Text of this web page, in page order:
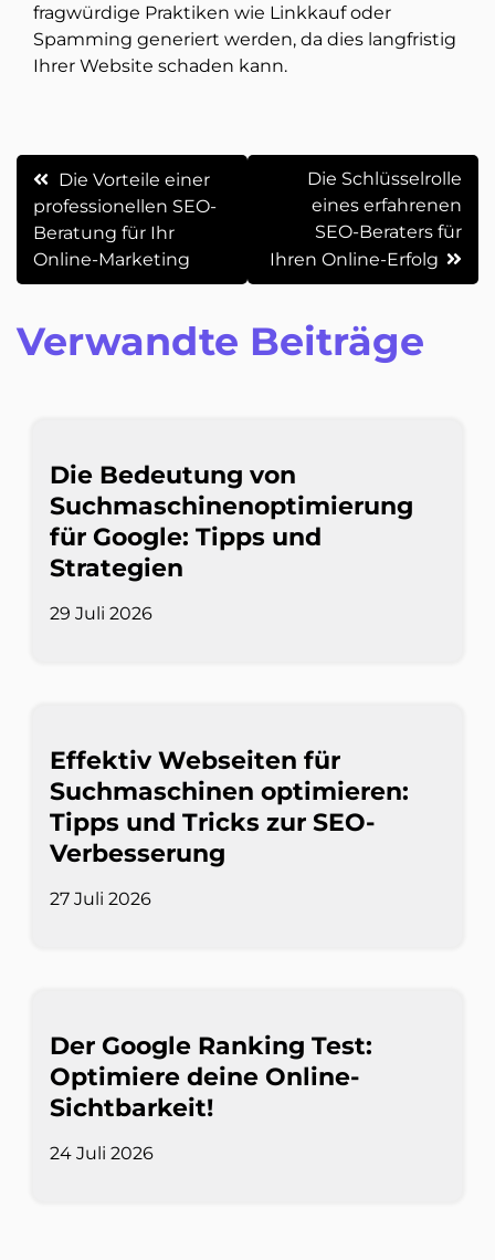
fragwürdige Praktiken wie Linkkauf oder
Spamming generiert werden, da dies langfristig
Ihrer Website schaden kann.
Beitrags-
Navigation
Die Vorteile einer
professionellen SEO-
Beratung für Ihr
Online-Marketing
Die Schlüsselrolle
eines erfahrenen
SEO-Beraters für
Ihren Online-Erfolg
Verwandte Beiträge
Die Bedeutung von
Suchmaschinenoptimierung
für Google: Tipps und
Strategien
29 Juli 2026
Effektiv Webseiten für
Suchmaschinen optimieren:
Tipps und Tricks zur SEO-
Verbesserung
27 Juli 2026
Der Google Ranking Test:
Optimiere deine Online-
Sichtbarkeit!
24 Juli 2026